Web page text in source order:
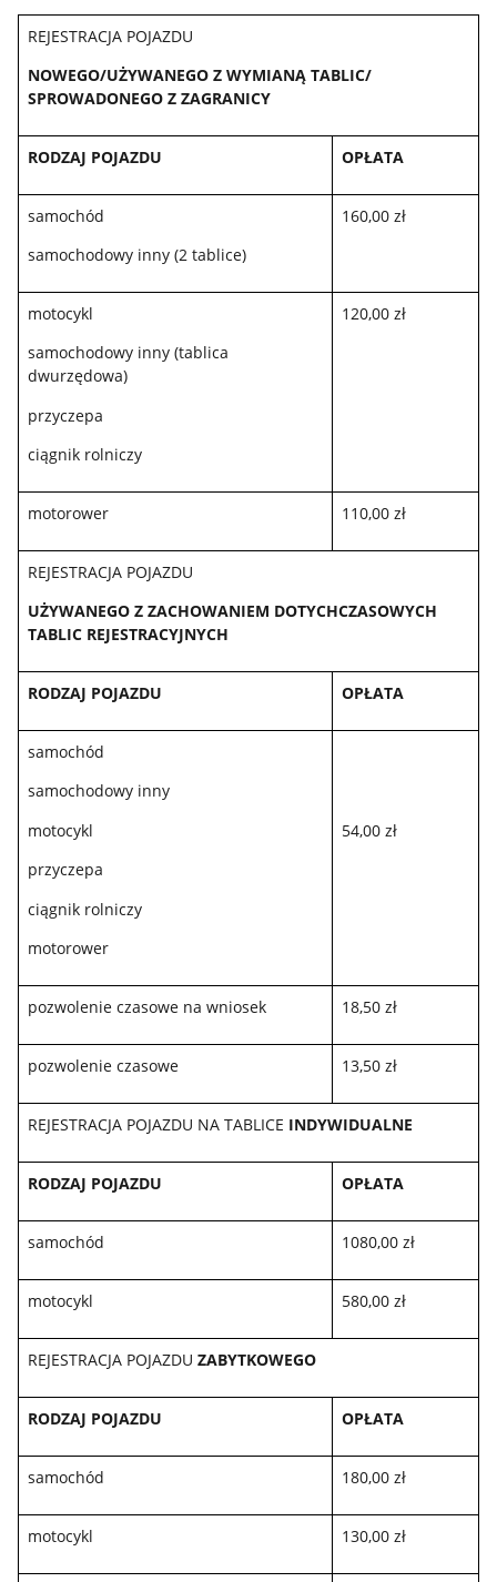
REJESTRACJA POJAZDU
NOWEGO/UŻYWANEGO Z WYMIANĄ TABLIC/
SPROWADONEGO Z ZAGRANICY
RODZAJ POJAZDU OPŁATA
samochód
samochodowy inny (2 tablice)
160,00 zł
motocykl
samochodowy inny (tablica
dwurzędowa)
przyczepa
ciągnik rolniczy
120,00 zł
motorower 110,00 zł
REJESTRACJA POJAZDU
UŻYWANEGO Z ZACHOWANIEM DOTYCHCZASOWYCH
TABLIC REJESTRACYJNYCH
RODZAJ POJAZDU OPŁATA
samochód
samochodowy inny
motocykl
przyczepa
ciągnik rolniczy
motorower
54,00 zł
pozwolenie czasowe na wniosek 18,50 zł
pozwolenie czasowe 13,50 zł
REJESTRACJA POJAZDU NA TABLICE INDYWIDUALNE
RODZAJ POJAZDU OPŁATA
samochód 1080,00 zł
motocykl 580,00 zł
REJESTRACJA POJAZDU ZABYTKOWEGO
RODZAJ POJAZDU OPŁATA
samochód 180,00 zł
motocykl 130,00 zł